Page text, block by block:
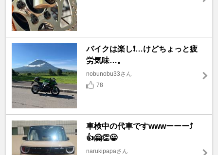
バイクは楽し❗️…けどちょっと疲
労気味…。
nobunobu33さん
78
車検中の代車ですwwwーーー⤴️
👍🤗👏😀
narukipapaさん